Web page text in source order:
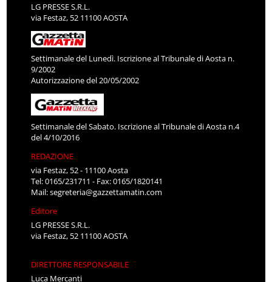
LG PRESSE S.R.L.
via Festaz, 52 11100 AOSTA
Settimanale del Lunedì. Iscrizione al Tribunale di Aosta n.
9/2002
Autorizzazione del 20/05/2002
Settimanale del Sabato. Iscrizione al Tribunale di Aosta n.4
del 4/10/2016
REDAZIONE
via Festaz, 52 - 11100 Aosta
Tel: 0165/231711 - Fax: 0165/1820141
Mail:segreteria@gazzettamatin.com
Editore
LG PRESSE S.R.L.
via Festaz, 52 11100 AOSTA
DIRETTORE RESPONSABILE
Luca Mercanti